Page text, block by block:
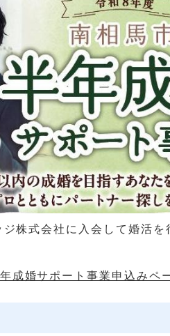
株式会社に入会して婚活を
成婚サポート事業申込みペ